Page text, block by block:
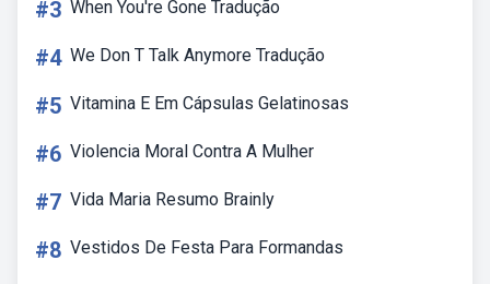
#3 When You're Gone Tradução
#4 We Don T Talk Anymore Tradução
#5 Vitamina E Em Cápsulas Gelatinosas
#6 Violencia Moral Contra A Mulher
#7 Vida Maria Resumo Brainly
#8 Vestidos De Festa Para Formandas